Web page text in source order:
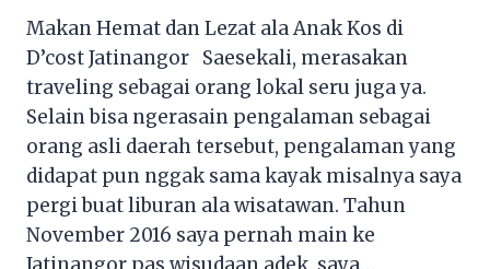
Makan Hemat dan Lezat ala Anak Kos di
D’cost Jatinangor Saesekali, merasakan
traveling sebagai orang lokal seru juga ya.
Selain bisa ngerasain pengalaman sebagai
orang asli daerah tersebut, pengalaman yang
didapat pun nggak sama kayak misalnya saya
pergi buat liburan ala wisatawan. Tahun
November 2016 saya pernah main ke